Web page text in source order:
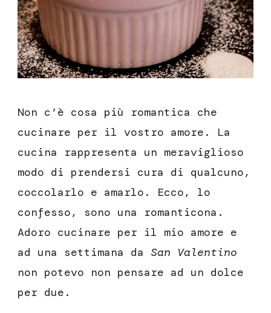
Non c’è cosa più romantica che
cucinare per il vostro amore. La
cucina rappresenta un meraviglioso
modo di prendersi cura di qualcuno,
coccolarlo e amarlo. Ecco, lo
confesso, sono una romanticona.
Adoro cucinare per il mio amore e
ad una settimana da San Valentino
non potevo non pensare ad un dolce
per due.